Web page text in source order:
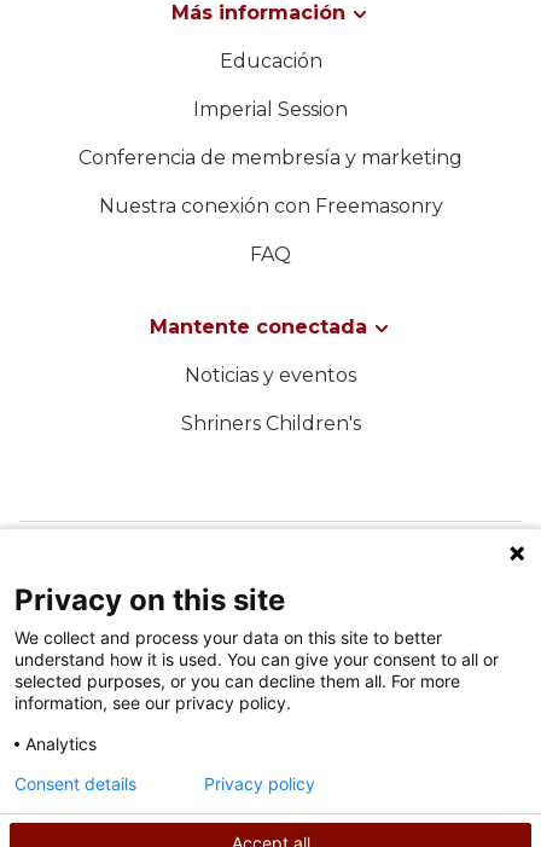
Más información
Educación
Imperial Session
Conferencia de membresía y marketing
Nuestra conexión con Freemasonry
FAQ
Mantente conectada
Noticias y eventos
Shriners Children's
política de privacidad
Privacy on this site
We collect and process your data on this site to better
understand how it is used. You can give your consent to all or
selected purposes, or you can decline them all. For more
information, see our privacy policy.
Analytics
Accept all
Consent details Privacy policy